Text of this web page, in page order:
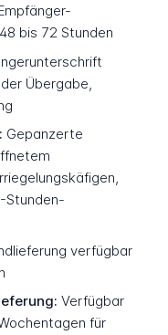
bis 72 Stunden
Übergabe,
Gepanzerte
Stunden-
verfügbar
Verfügbar
für